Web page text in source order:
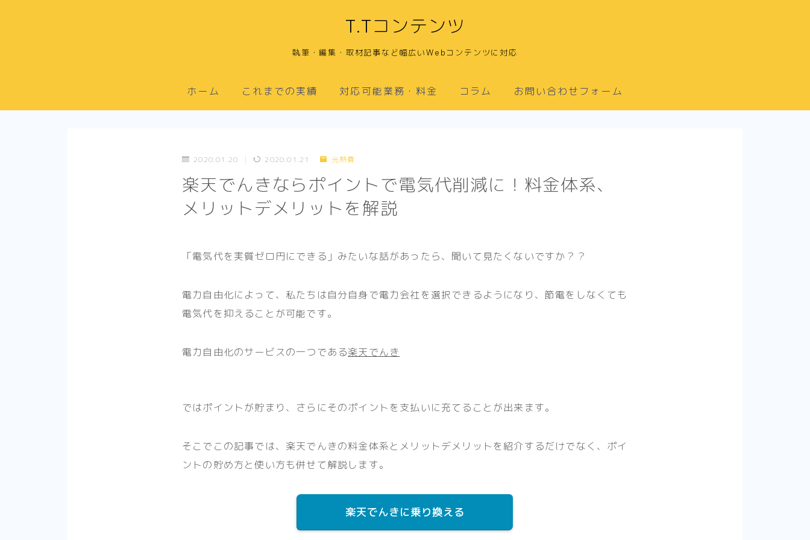
T.Tコンテンツ
執筆・編集・取材記事など幅広いWebコンテンツに対応
ホーム これまでの実績 対応可能業務・料金 コラム お問い合わせフォーム
2020.01.20 2020.01.21 光熱費
楽天でんきならポイントで電気代削減に！料金体系、
メリットデメリットを解説
「電気代を実質ゼロ円にできる」みたいな話があったら、聞いて見たくないですか？？
電力自由化によって、私たちは自分自身で電力会社を選択できるようになり、節電をしなくても
電気代を抑えることが可能です。
電力自由化のサービスの一つである楽天でんき
ではポイントが貯まり、さらにそのポイントを支払いに充てることが出来ます。
そこでこの記事では、楽天でんきの料金体系とメリットデメリットを紹介するだけでなく、ポイ
ントの貯め方と使い方も併せて解説します。
楽天でんきに乗り換える